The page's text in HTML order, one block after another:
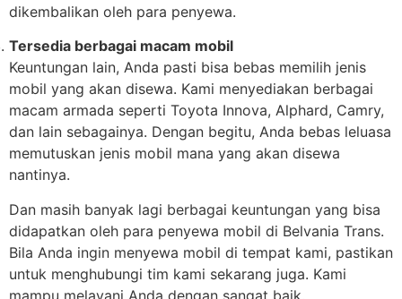
dikembalikan oleh para penyewa.
Tersedia berbagai macam mobil
Keuntungan lain, Anda pasti bisa bebas memilih jenis
mobil yang akan disewa. Kami menyediakan berbagai
macam armada seperti Toyota Innova, Alphard, Camry,
dan lain sebagainya. Dengan begitu, Anda bebas leluasa
memutuskan jenis mobil mana yang akan disewa
nantinya.
Dan masih banyak lagi berbagai keuntungan yang bisa
didapatkan oleh para penyewa mobil di Belvania Trans.
Bila Anda ingin menyewa mobil di tempat kami, pastikan
untuk menghubungi tim kami sekarang juga. Kami
mampu melayani Anda dengan sangat baik.